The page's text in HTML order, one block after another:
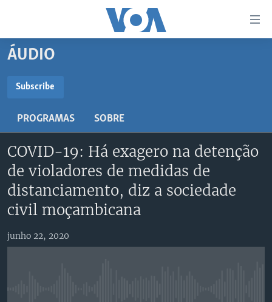
Acesso
para
Navegação
principal
para
Pesquisa
ANGOLA
GUINÉ-BISSAU
ÁFRICA E MUNDO
BRASIL
DOSSIERS ESPECIAIS
DESPORTO
AFRICA AGORA
VÍDEOS
VOA60 ÁFRICA
VOA 60 CLIMA
VOA60 MUNDO
PASSADEIRA VERMELHA
ÁUDIO
ENTRETENIMENTO
SIGA-NOS
ÁUDIO
Subscribe
Subscreva
PROGRAMAS SOBRE
COVID-19: Há exagero na detenção
de violadores de medidas de
distanciamento, diz a sociedade
civil moçambicana
junho 22, 2020